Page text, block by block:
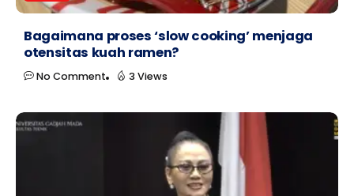
Bagaimana proses ‘slow cooking’ menjaga
otensitas kuah ramen?
No Comment 3 Views